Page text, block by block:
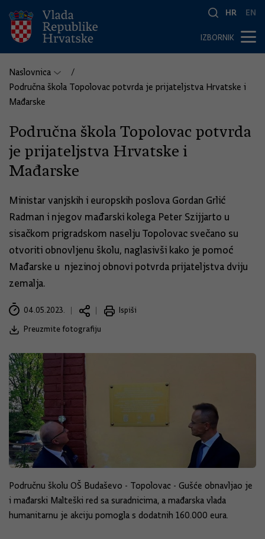
HR EN
IZBORNIK
Naslovnica
Područna škola Topolovac potvrda je prijateljstva Hrvatske i
Mađarske
Područna škola Topolovac potvrda
je prijateljstva Hrvatske i
Mađarske
Ministar vanjskih i europskih poslova Gordan Grlić
Radman i njegov mađarski kolega Peter Szijjarto u
sisačkom prigradskom naselju Topolovac svečano su
otvoriti obnovljenu školu, naglasivši kako je pomoć
Mađarske u njezinoj obnovi potvrda prijateljstva dviju
zemalja.
04.05.2023.
Ispiši
Preuzmite fotografiju
Područnu školu OŠ Budaševo - Topolovac - Gušće obnavljao je
i mađarski Malteški red sa suradnicima, a mađarska vlada
humanitarnu je akciju pomogla s dodatnih 160.000 eura.